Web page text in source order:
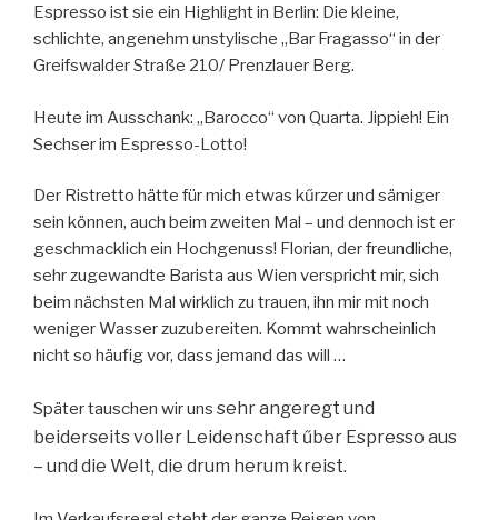
Espresso ist sie ein Highlight in Berlin: Die kleine,
schlichte, angenehm unstylische „Bar Fragasso“ in der
Greifswalder Straße 210/ Prenzlauer Berg.
Heute im Ausschank: „Barocco“ von Quarta. Jippieh! Ein
Sechser im Espresso-Lotto!
Der Ristretto hätte für mich etwas kűrzer und sämiger
sein können, auch beim zweiten Mal – und dennoch ist er
geschmacklich ein Hochgenuss! Florian, der freundliche,
sehr zugewandte Barista aus Wien verspricht mir, sich
beim nächsten Mal wirklich zu trauen, ihn mir mit noch
weniger Wasser zuzubereiten. Kommt wahrscheinlich
nicht so häufig vor, dass jemand das will …
Später tauschen wir uns sehr angeregt und
beiderseits voller Leidenschaft űber Espresso aus
– und die Welt, die drum herum kreist.